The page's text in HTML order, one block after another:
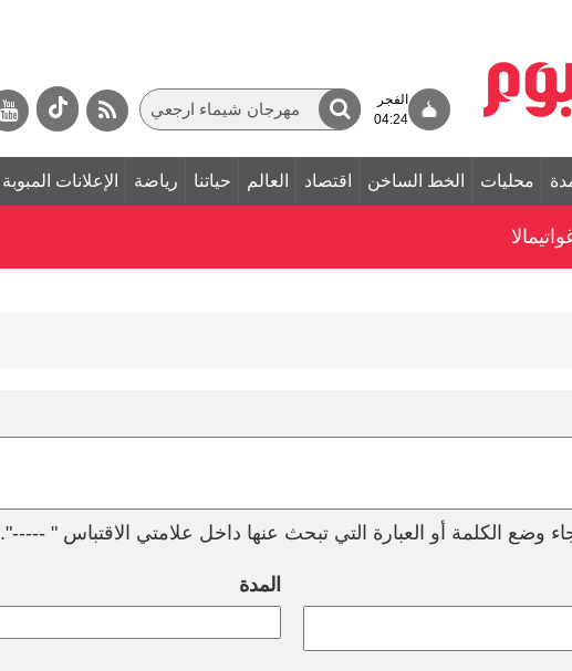
الفجر
04:24
محليات الخط الساخن اقتصاد العالم حياتنا رياضة الإعلانات المبوبة
وضع الكلمة أو العبارة التي تبحث عنها داخل علامتي الاقتباس " -----".
المدة